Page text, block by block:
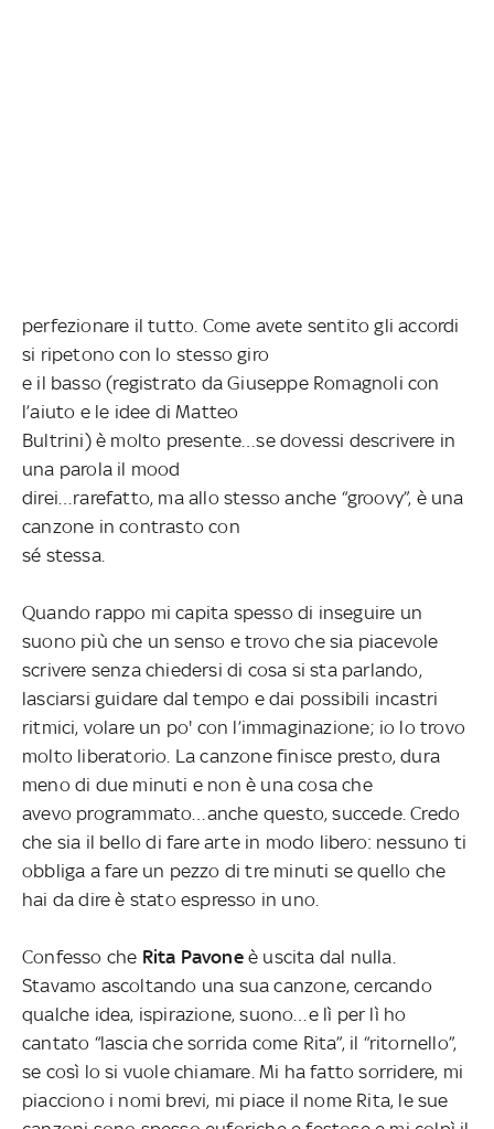
perfezionare il tutto. Come avete sentito gli accordi
si ripetono con lo stesso giro
e il basso (registrato da Giuseppe Romagnoli con
l’aiuto e le idee di Matteo
Bultrini) è molto presente…se dovessi descrivere in
una parola il mood
direi…rarefatto, ma allo stesso anche “groovy”, è una
canzone in contrasto con
sé stessa.
Quando rappo mi capita spesso di inseguire un
suono più che un senso e trovoche sia piacevole
scrivere senza chiedersi di cosa si sta parlando,
lasciarsi guidare dal tempo e dai possibili incastri
ritmici, volare un po' con l’immaginazione; io lo trovo
molto liberatorio. La canzone finisce presto, dura
meno di due minuti e non è una cosa che
avevo programmato…anche questo, succede. Credo
che sia il bello di fare arte in modo libero: nessuno ti
obbliga a fare un pezzo di tre minuti se quello che
hai da dire è stato espresso in uno.
Confesso che Rita Pavoneè uscita dal nulla.
Stavamo ascoltando una sua canzone, cercando
qualche idea, ispirazione, suono…e lì per lì ho
cantato “lascia che sorrida come Rita”, il “ritornello”,
se così lo si vuole chiamare. Mi ha fatto sorridere, mi
piacciono i nomi brevi, mi piace il nome Rita, le sue